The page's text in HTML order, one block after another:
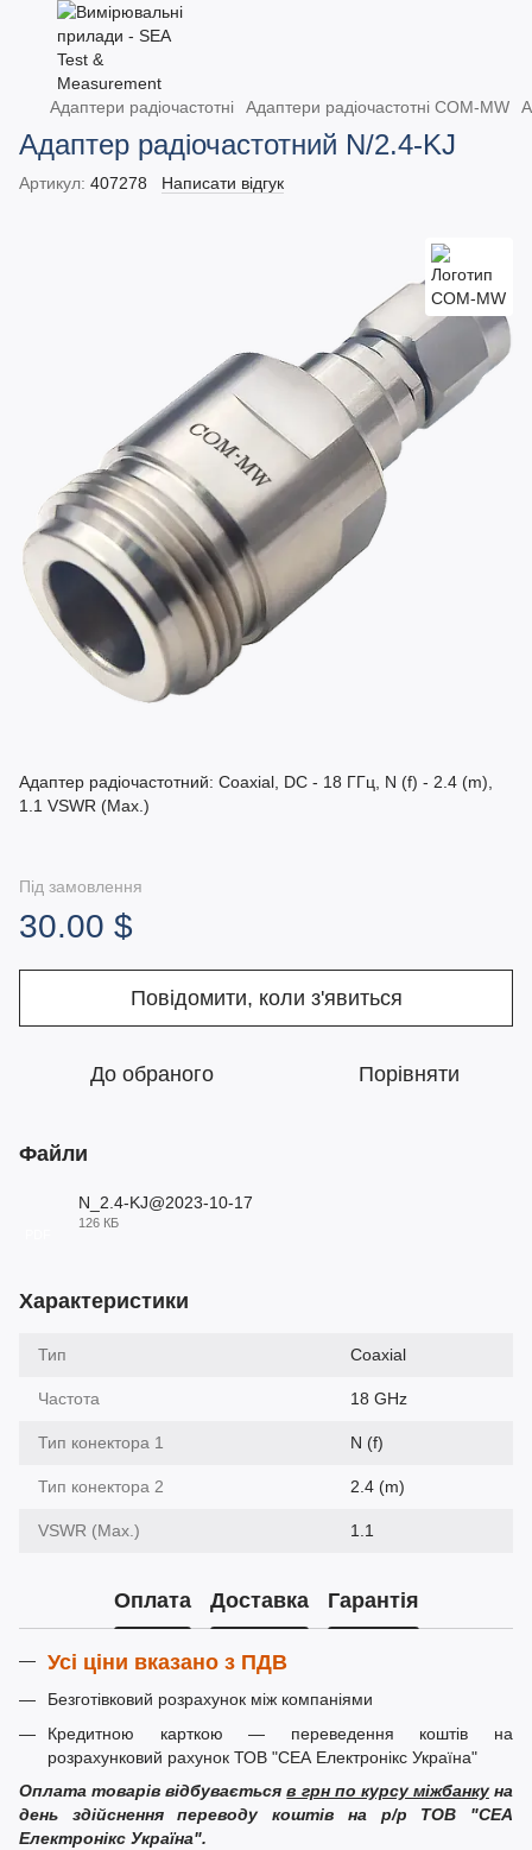
Адаптери радіочастотні Адаптери радіочастотні COM-MW
Адаптер радіочастотний N/2.4-KJ
Артикул: 407278 Написати відгук
Адаптер радіочастотний: Coaxial, DC - 18 ГГц, N (f) - 2.4 (m),
1.1 VSWR (Max.)
Під замовлення
30.00 $
Повідомити, коли з'явиться
До обраного Порівняти
Файли
N_2.4-KJ@2023-10-17
126 КБ
Характеристики
Тип Coaxial
Частота 18 GHz
Тип конектора 1 N (f)
Тип конектора 2 2.4 (m)
VSWR (Max.) 1.1
Оплата Доставка Гарантія
Усі ціни вказано з ПДВ
Безготівковий розрахунок між компаніями
Кредитною карткою — переведення коштів на
розрахунковий рахунок ТОВ "СЕА Електронікс Україна"
Оплата товарів відбуваєтьсяв грн по курсу міжбанкуна
день здійснення переводу коштів на р/р ТОВ "СЕА
Електронікс Україна".